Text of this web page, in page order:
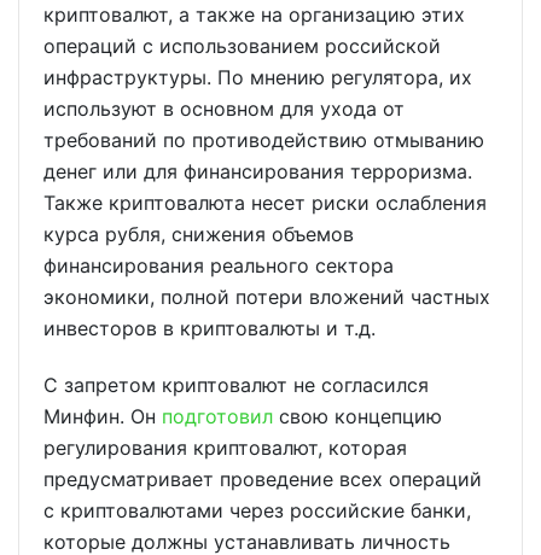
криптовалют, а также на организацию этих
операций с использованием российской
инфраструктуры. По мнению регулятора, их
используют в основном для ухода от
требований по противодействию отмыванию
денег или для финансирования терроризма.
Также криптовалюта несет риски ослабления
курса рубля, снижения объемов
финансирования реального сектора
экономики, полной потери вложений частных
инвесторов в криптовалюты и т.д.
С запретом криптовалют не согласился
Минфин. Он подготовил свою концепцию
регулирования криптовалют, которая
предусматривает проведение всех операций
с криптовалютами через российские банки,
которые должны устанавливать личность